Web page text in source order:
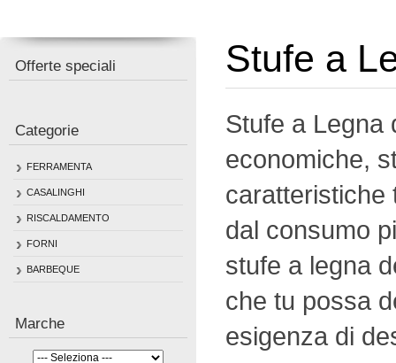
Offerte speciali
Categorie
FERRAMENTA
CASALINGHI
RISCALDAMENTO
FORNI
BARBEQUE
Marche
Stufe a
Stufe a Legna
economiche,
caratteristiche
dal consumo
stufe a legna
che tu possa
esigenza di